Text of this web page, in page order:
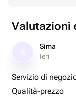
Valutazioni
Sima
Ieri
Servizio di
Qualità-prezzo